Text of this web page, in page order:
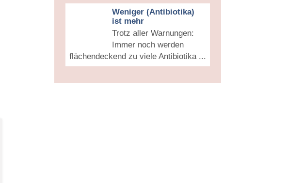
Weniger (Antibiotika)
ist mehr
Trotz aller Warnungen:
Immer noch werden
flächendeckend zu viele Antibiotika ...